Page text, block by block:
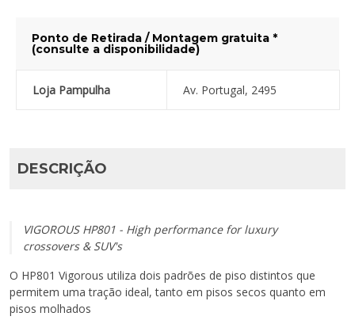
Ponto de Retirada / Montagem gratuita *
(consulte a disponibilidade)
Loja Pampulha Av. Portugal, 2495
DESCRIÇÃO
VIGOROUS HP801 - High performance for luxury
crossovers & SUV's
O HP801 Vigorous utiliza dois padrões de piso distintos que
permitem uma tração ideal, tanto em pisos secos quanto em
pisos molhados